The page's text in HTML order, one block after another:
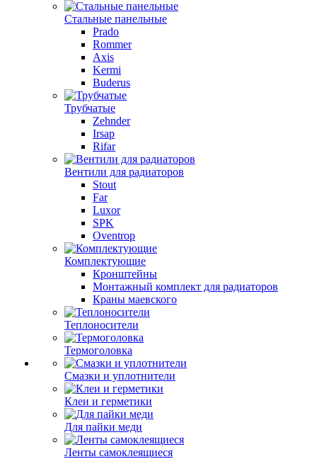
Стальные панельные
Prado
Rommer
Axis
Kermi
Buderus
Трубчатые
Zehnder
Irsap
Rifar
Вентили для радиаторов
Stout
Far
Luxor
SPK
Oventrop
Комплектующие
Кронштейны
Монтажный комплект для радиаторов
Краны маевского
Теплоносители
Термоголовка
Смазки и уплотнители
Клеи и герметики
Для пайки меди
Ленты самоклеящиеся